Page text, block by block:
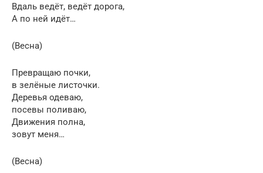
Вдаль ведёт, ведёт дорога,
А по ней идёт…
(Весна)
Превращаю почки,
в зелёные листочки.
Деревья одеваю,
посевы поливаю,
Движения полна,
зовут меня…
(Весна)